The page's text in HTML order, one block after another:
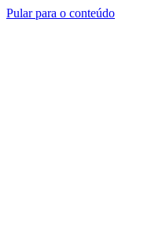
Pular para o conteúdo